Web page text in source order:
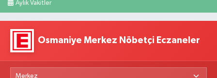
Aylık Vakitler
Osmaniye Merkez Nöbetçi Eczaneler